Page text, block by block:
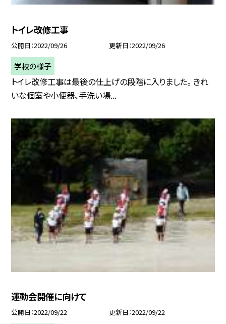
トイレ改修工事
公開日 2022/09/26 更新日 2022/09/26
学校の様子
トイレ改修工事は最後の仕上げの段階に入りました。 きれ
いな個室や小便器、手洗い場...
運動会開催に向けて
公開日 2022/09/22 更新日 2022/09/22